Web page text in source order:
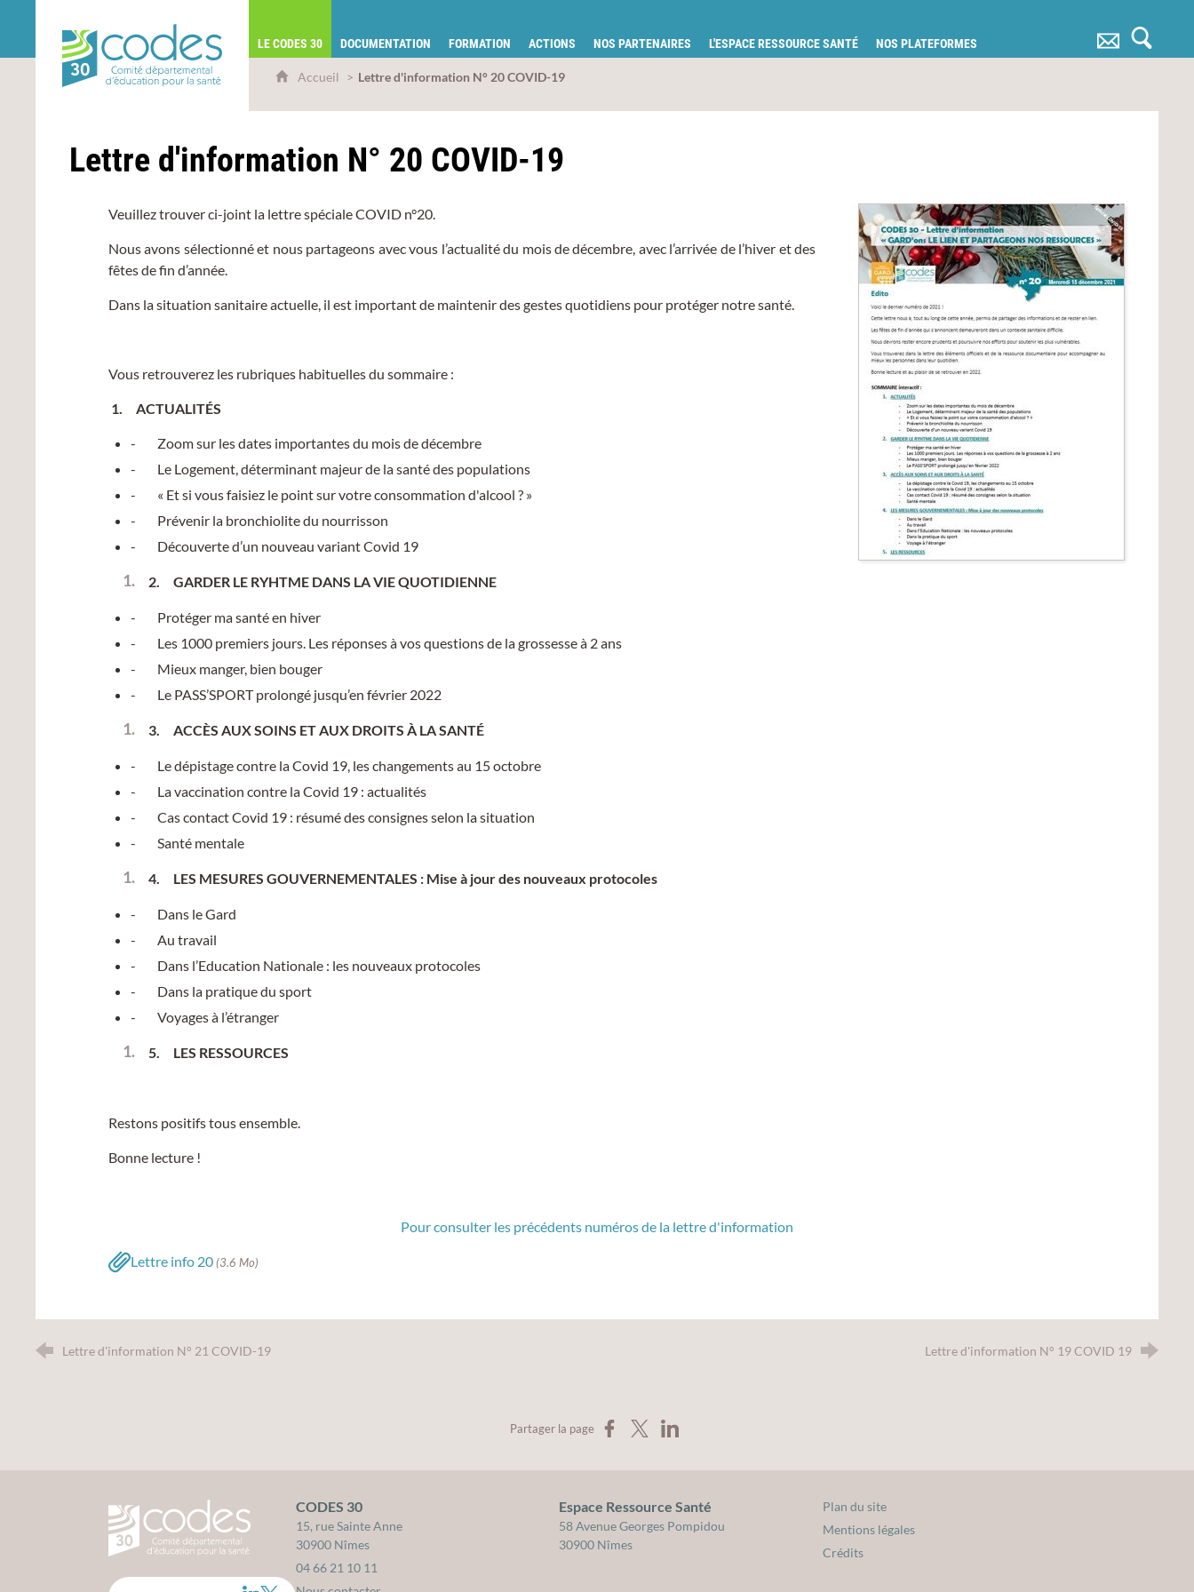
LE CODES 30 DOCUMENTATION FORMATION ACTIONS NOS PARTENAIRES L'ESPACE RESSOURCE SANTÉ NOS PLATEFORMES
Accueil Lettre d'information N° 20 COVID-19
Lettre d'information N° 20 COVID-19
Veuillez trouver ci-joint la lettre spéciale COVID n°20.
Nous avons sélectionné et nous partageons avec vous l’actualité du mois de décembre, avec l’arrivée de l’hiver et des
fêtes de fin d’année.
Dans la situation sanitaire actuelle, il est important de maintenir des gestes quotidiens pour protéger notre santé.
Vous retrouverez les rubriques habituelles du sommaire :
1. ACTUALITÉS
- Zoom sur les dates importantes du mois de décembre
- Le Logement, déterminant majeur de la santé des populations
- « Et si vous faisiez le point sur votre consommation d'alcool ? »
- Prévenir la bronchiolite du nourrisson
- Découverte d’un nouveau variant Covid 19
2. GARDER LE RYHTME DANS LA VIE QUOTIDIENNE
- Protéger ma santé en hiver
- Les 1000 premiers jours. Les réponses à vos questions de la grossesse à 2 ans
- Mieux manger, bien bouger
- Le PASS’SPORT prolongé jusqu’en février 2022
3. ACCÈS AUX SOINS ET AUX DROITS À LA SANTÉ
- Le dépistage contre la Covid 19, les changements au 15 octobre
- La vaccination contre la Covid 19 : actualités
- Cas contact Covid 19 : résumé des consignes selon la situation
- Santé mentale
4. LES MESURES GOUVERNEMENTALES : Mise à jour des nouveaux protocoles
- Dans le Gard
- Au travail
- Dans l’Education Nationale : les nouveaux protocoles
- Dans la pratique du sport
- Voyages à l’étranger
5. LES RESSOURCES
Restons positifs tous ensemble.
Bonne lecture !
Pour consulter les précédents numéros de la lettre d'information
Lettre info 20(3.6 Mo)
Lettre d'information N° 21 COVID-19 Lettre d'information N° 19 COVID 19
Partager la page Partager sur Facebook
Partager sur XPartager sur LinkedIn
CODES 30 - Comité Départemental d'éducation pour la santé du Gard
CODES 30
15, rue Sainte Anne
30900 Nîmes
04 66 21 10 11
Espace Ressource Santé
58 Avenue Georges Pompidou
30900 Nîmes
Plan du site
Mentions légales
Crédits